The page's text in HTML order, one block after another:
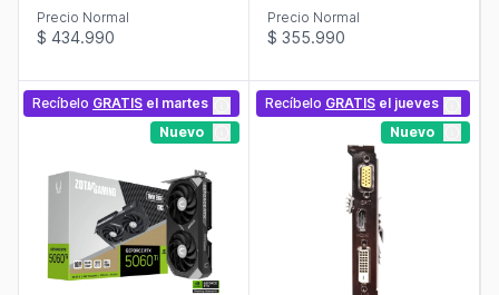
Precio Normal
$ 434.990
Precio Normal
$ 355.990
Recíbelo GRATIS el martes
Nuevo
Recíbelo GRATIS el jueves
Nuevo